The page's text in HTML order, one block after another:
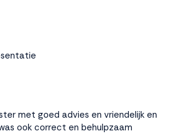
met goed advies en vriendelijk en
ook correct en behulpzaam